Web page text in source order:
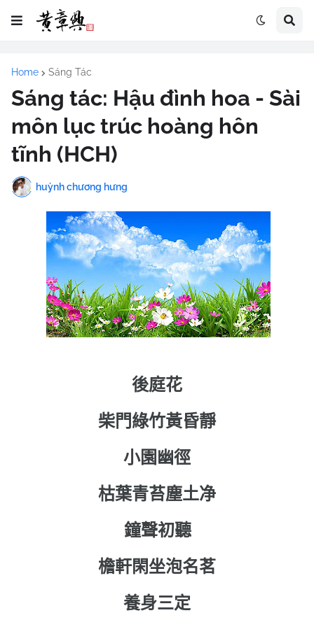
Home Sáng Tác
Sáng tác: Hậu đình hoa - Sài
môn lục trúc hoàng hôn
tĩnh (HCH)
huỳnh chương hưng
後庭花
柴門綠竹黃昏靜
小園幽徑
枯葉青苔塵土净
鐘聲初聽
檐軒閑坐泡名茗
養身三定